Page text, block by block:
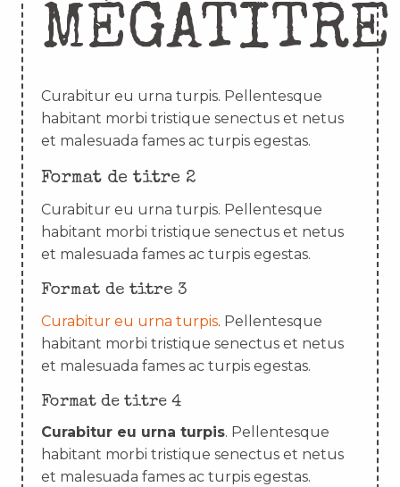
MÉGATITRE
Curabitur eu urna turpis. Pellentesque
habitant morbi tristique senectus et netus
et malesuada fames ac turpis egestas.
Format de titre 2
Curabitur eu urna turpis. Pellentesque
habitant morbi tristique senectus et netus
et malesuada fames ac turpis egestas.
Format de titre 3
Curabitur eu urna turpis. Pellentesque
habitant morbi tristique senectus et netus
et malesuada fames ac turpis egestas.
Format de titre 4
Curabitur eu urna turpis. Pellentesque
habitant morbi tristique senectus et netus
et malesuada fames ac turpis egestas.